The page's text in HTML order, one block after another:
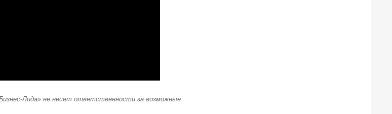
Лида» не несет ответственности за возможные